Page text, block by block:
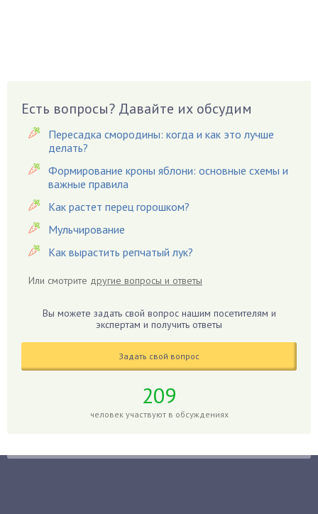
Вишня
Вредители
Гардения
Гацания
Гвоздики
Георгины
Герань
Гиацинт
Гиппеаструм
Годжи
Голубика
Есть вопросы? Давайте их обсудим
Пересадка смородины: когда и как это лучше
делать?
Формирование кроны яблони: основные схемы и
важные правила
Как растет перец горошком?
Мульчирование
Как вырастить репчатый лук?
Или смотрите другие вопросы и ответы
Вы можете задать свой вопрос нашим посетителям и
экспертам и получить ответы
Задать свой вопрос
209
человек участвуют в обсуждениях